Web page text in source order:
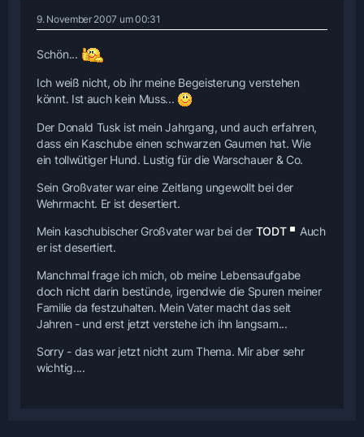
9. November 2007 um 00:31
Schön...
Ich weiß nicht, ob ihr meine Begeisterung verstehen
könnt. Ist auch kein Muss...
Der Donald Tusk ist mein Jahrgang, und auch erfahren,
dass ein Kaschube einen schwarzen Gaumen hat. Wie
ein tollwütiger Hund. Lustig für die Warschauer & Co.
Sein Großvater war eine Zeitlang ungewollt bei der
Wehrmacht. Er ist desertiert.
Mein kaschubischer Großvater war bei der TODT
Auch
er ist desertiert.
Manchmal frage ich mich, ob meine Lebensaufgabe
doch nicht darin bestünde, irgendwie die Spuren meiner
Familie da festzuhalten. Mein Vater macht das seit
Jahren - und erst jetzt verstehe ich ihn langsam...
Sorry - das war jetzt nicht zum Thema. Mir aber sehr
wichtig....